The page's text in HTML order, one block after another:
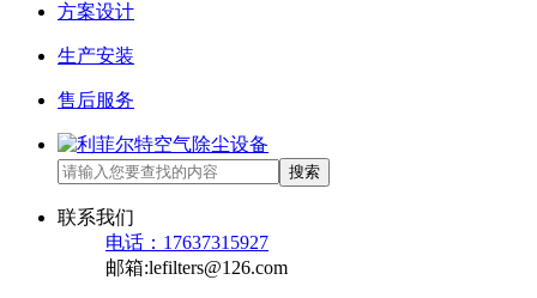
方案设计
生产安装
售后服务
搜索
联系我们
电话：17637315927
邮箱:lefilters@126.com